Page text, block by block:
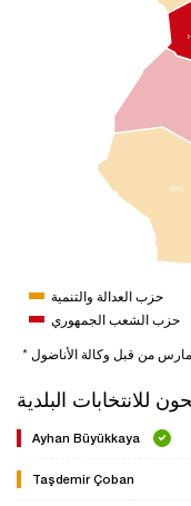
GÖL
حزب العدالة والتنمية
حزب الشعب الجمهوري
للانتخابات البلدية
Ayhan Büyükkaya
Taşdemir Çoban